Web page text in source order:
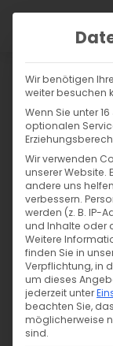
Wir benötigen
weiter besuchen
Wenn Sie unter
optionalen
Wir verwenden
unserer Website.
andere uns
verbessern.
werden (z. B. IP-
und Inhalte oder
Weitere
finden Sie in
Verpflichtung, in
um dieses
jederzeit unter
beachten Sie,
möglicherweise
sind.